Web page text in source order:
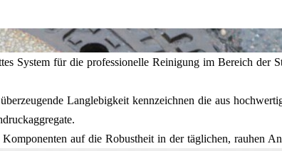
System für die professionelle Reinigung im Bereich der
Langlebigkeit kennzeichnen die aus
auf die Robustheit in der täglichen, rauhen